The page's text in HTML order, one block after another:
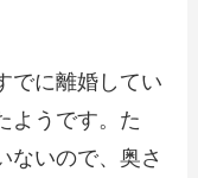
でに離婚してい
ようです。た
ないので、奥さ